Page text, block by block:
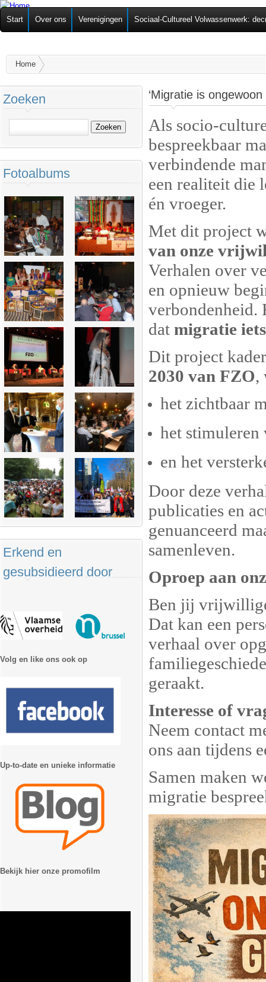
Federatie van
Zelforganisaties
Start Over ons Verenigingen Sociaal-Cultureel Volwassenwerk:
U bent hier
Home
‘Migratie is ongewoon
Als socio-
bespreekbaar
verbindende
een realiteit die
én vroeger.
Met dit project
van onze
Verhalen over
en opnieuw
verbondenheid.
dat migratie
Dit project
2030 van FZO,
het zichtbaar
het stimuleren
en het
Door deze
publicaties en
genuanceerd
samenleven.
Oproep aan
Ben jij
Dat kan een
verhaal over
geraakt.
Interesse of
Neem contact
ons aan tijdens
Samen maken
migratie
Zoeken
Fotoalbums
Erkend en
gesubsidieerd door
Volg en like ons ook op
Up-to-date en unieke informatie
Bekijk hier onze promofilm